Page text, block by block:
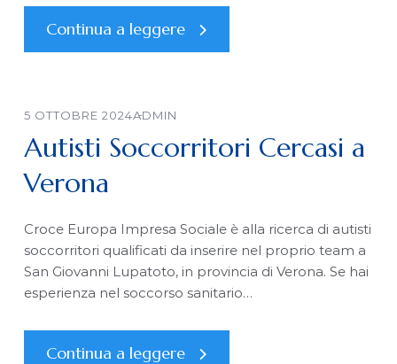
Continua a leggere
5 OTTOBRE 2024ADMIN
Autisti Soccorritori Cercasi a
Verona
Croce Europa Impresa Sociale è alla ricerca di autisti
soccorritori qualificati da inserire nel proprio team a
San Giovanni Lupatoto, in provincia di Verona. Se hai
esperienza nel soccorso sanitario…
Continua a leggere